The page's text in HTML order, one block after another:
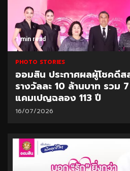
1 min read
PHOTO STORIES
ออมสิน ประกาศผลผู้โชคดี
รางวัลละ 10 ล้านบาท รวม
แคมเปญฉลอง 113 ปี
16/07/2026